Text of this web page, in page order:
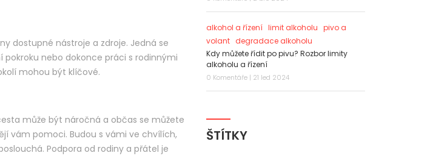
dostupné nástroje a zdroje. Jedná se
nebo dokonce práci s rodinnými
mohou být klíčové.
může být náročná a občas se můžete
vám pomoci. Budou s vámi ve chvílích,
Podpora od rodiny a přátel je
alkohol a řízení limit alkoholu pivo a
volant
degradace alkoholu
Kdy můžete řídit po pivu? Rozbor limity
alkoholu a řízení
0 Komentáře | 21 led 2024
ŠTÍTKY